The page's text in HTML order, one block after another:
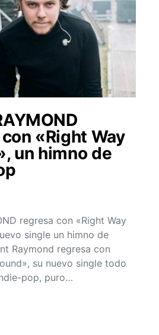
«Right Way
un himno de
regresa con «Right Way
single un himno de
Raymond regresa con
su nuevo single todo
pop, puro…